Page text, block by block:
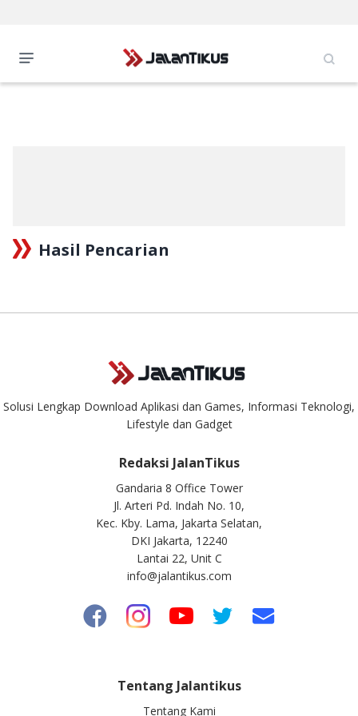
Hasil Pencarian
Solusi Lengkap Download Aplikasi dan Games, Informasi Teknologi,
Lifestyle dan Gadget
Redaksi JalanTikus
Gandaria 8 Office Tower
Jl. Arteri Pd. Indah No. 10,
Kec. Kby. Lama, Jakarta Selatan,
DKI Jakarta, 12240
Lantai 22, Unit C
info@jalantikus.com
Tentang Jalantikus
Tentang Kami